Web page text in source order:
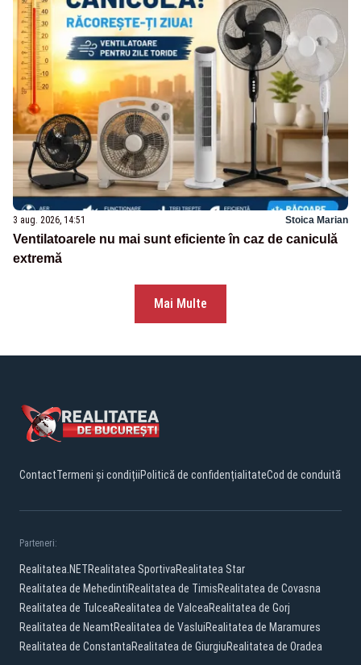
3 aug. 2026, 14:51 Stoica Marian
Ventilatoarele nu mai sunt eficiente în caz de caniculă
extremă
Mai Multe
ContactTermeni și condițiiPolitică de confidențialitateCod de conduită
Parteneri:
Realitatea.NETRealitatea SportivaRealitatea Star
Realitatea de MehedintiRealitatea de TimisRealitatea de Covasna
Realitatea de TulceaRealitatea de ValceaRealitatea de Gorj
Realitatea de NeamtRealitatea de VasluiRealitatea de Maramures
Realitatea de ConstantaRealitatea de GiurgiuRealitatea de Oradea